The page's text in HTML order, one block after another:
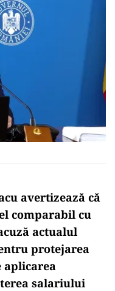
avertizează că
comparabil cu
actualul
protejarea
aplicarea
salariului